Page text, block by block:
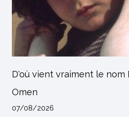
D'où vient vraiment le nom
Omen
07/08/2026